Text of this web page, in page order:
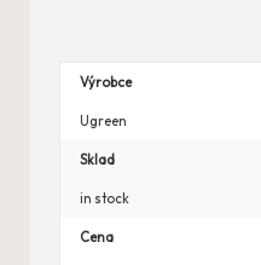
Výrobce
Ugreen
Sklad
in stock
Cena